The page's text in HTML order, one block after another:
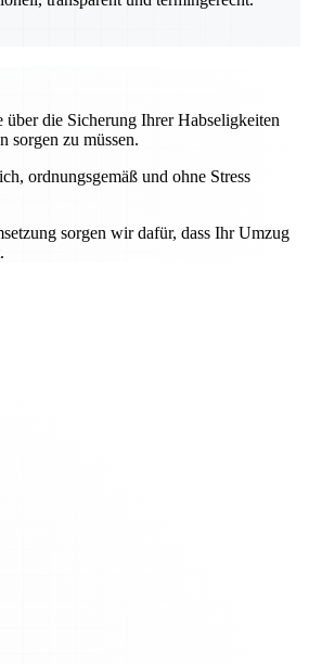
über die Sicherung Ihrer Habseligkeiten
sorgen zu müssen.
ordnungsgemäß und ohne Stress
sorgen wir dafür, dass Ihr Umzug